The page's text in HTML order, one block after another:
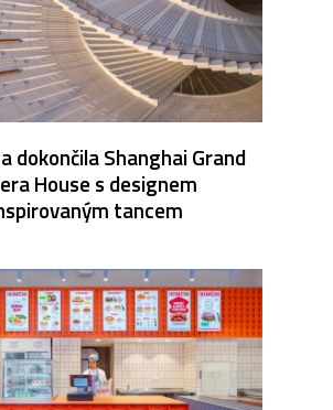
dokončila Shanghai Grand
House s designem
tancem